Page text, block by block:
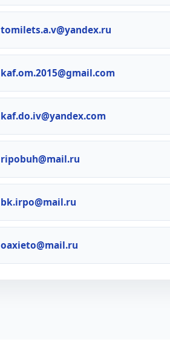
tomilets.a.v@yandex.ru
kaf.om.2015@gmail.com
kaf.do.iv@yandex.com
ripobuh@mail.ru
bk.irpo@mail.ru
oaxieto@mail.ru